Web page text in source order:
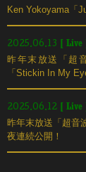
Ken Yokoyama「
2025.06.13 [ Live ]
昨年末放送「超
「Stickin In My
2025.06.12 [ Live ]
昨年末放送「超音
夜連続公開！